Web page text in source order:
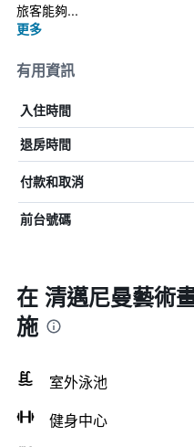
旅客能夠...
更多
有用資訊
入住時間
退房時間
付款和取消
前台號碼
在 清邁尼曼藝術
施
室外泳池
健身中心